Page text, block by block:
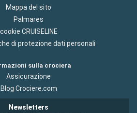
Mappa del sito
Palmares
cookie CRUISELINE
di protezione dati personali
sulla crociera
Assicurazione
Blog Crociere.com
Newsletters